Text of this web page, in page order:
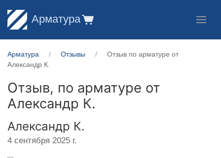
Арматура
Арматура Отзывы
Отзыв по арматуре от
Александр К.
Отзыв, по арматуре от
Александр К.
Александр К.
4 сентября 2025 г.